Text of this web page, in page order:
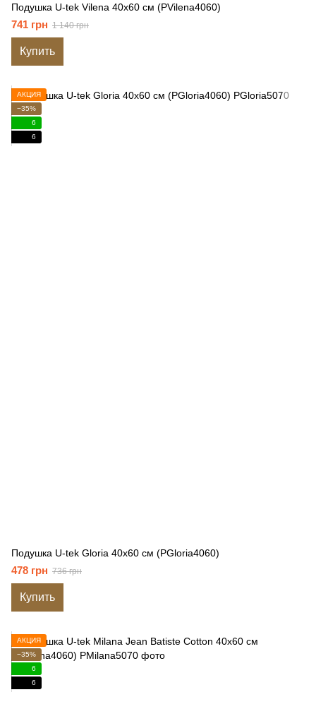
Подушка U-tek Vilena 40x60 см (PVilena4060)
741 грн 1 140 грн
Купить
АКЦИЯ
−35%
6
6
Подушка U-tek Gloria 40x60 см (PGloria4060)
478 грн 736 грн
Купить
АКЦИЯ
−35%
6
6